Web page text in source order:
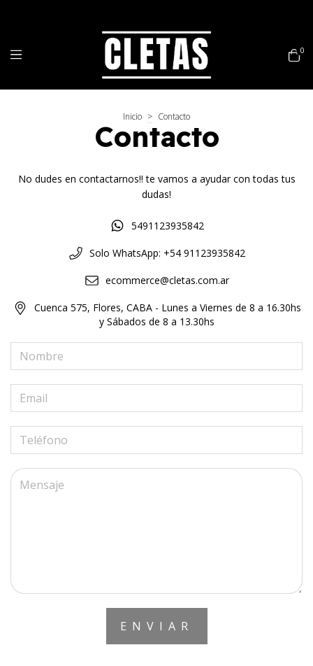
0
Inicio > Contacto
Contacto
No dudes en contactarnos!! te vamos a ayudar con todas tus
dudas!
5491123935842
Solo WhatsApp: +54 91123935842
ecommerce@cletas.com.ar
Cuenca 575, Flores, CABA - Lunes a Viernes de 8 a 16.30hs
y Sábados de 8 a 13.30hs